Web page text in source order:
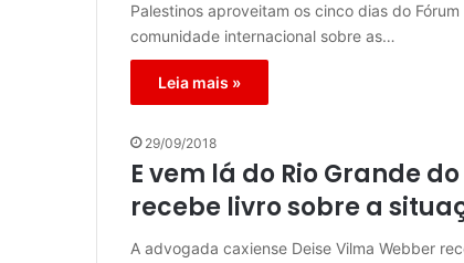
Palestinos aproveitam os cinco dias do
comunidade internacional sobre as…
Leia mais »
29/09/2018
E vem lá do Rio Grande
recebe livro sobre a
A advogada caxiense Deise Vilma Webber